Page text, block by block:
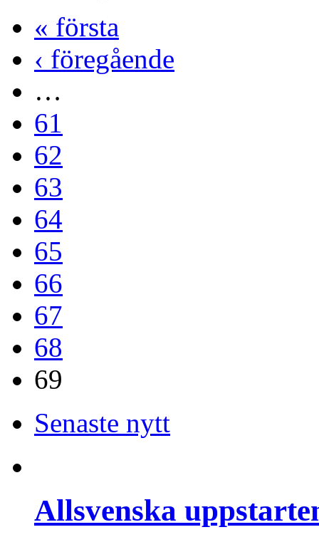
« första
‹ föregående
…
61
62
63
64
65
66
67
68
69
Senaste nytt
Allsvenska